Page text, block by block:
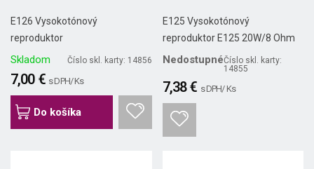
E126 Vysokotónový
reproduktor
Skladom Číslo skl. karty: 14856
7,00 € s DPH/ Ks
Do košíka
E125 Vysokotónový
reproduktor E125 20W/8 Ohm
NedostupnéČíslo skl. karty:
14855
7,38 € s DPH/ Ks